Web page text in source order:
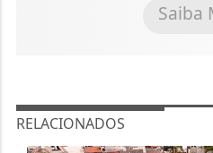
Saiba
RELACIONADOS